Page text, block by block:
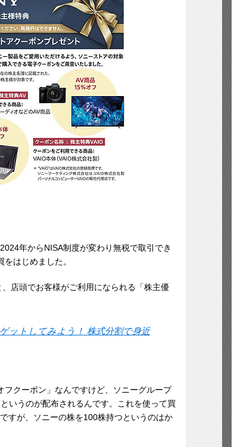
年からNISA制度が変わり無税で取引でき
はじめました。
店頭でお客様がご利用になられる「株主優
ットしてみよう！ 株式分割で身近
クーポン」なんですけど、ソニーグループ
いうのが配布されるんです。これを使って買
すが、ソニーの株を100株持つというのはか